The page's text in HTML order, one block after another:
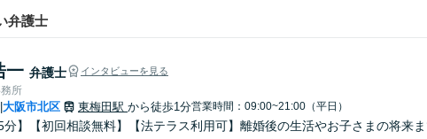
弁護士
一 弁護士 インタビューを見る
所
大阪市北区 東梅田駅 から徒歩1分営業時間：09:00~21:00（平日）
5分】【初回相談無料】【法テラス利用可】離婚後の生活やお子さまの将来